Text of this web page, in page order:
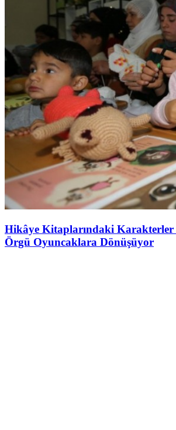
Hikâye Kitaplarındaki
Örgü Oyuncaklara Dönüşüyor